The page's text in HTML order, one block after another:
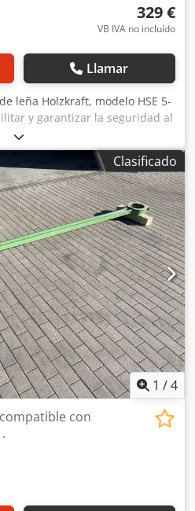
329 €
VB IVA no incluído
Llamar
leña Holzkraft, modelo HSE 5-
y garantizar la seguridad al
para uso privado como
compacto y su fácil manejo
eficiente, incluso en espacios
de leña. Datos
Horf - Fuerza de corte: 5
del tronco a cortar: 520 mm -
a cortar: 250 mm - Motor:
50 kg
Clasificado
1 /4
con